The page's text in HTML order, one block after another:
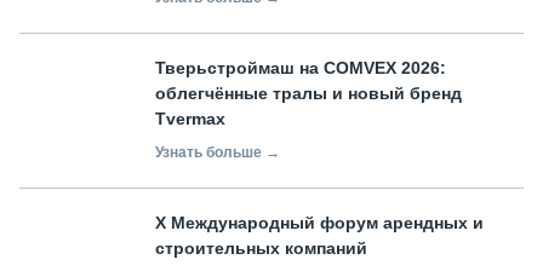
Тверьстроймаш на COMVEX 2026:
облегчённые тралы и новый бренд
Tvermax
Узнать больше →
X Международный форум арендных и
строительных компаний